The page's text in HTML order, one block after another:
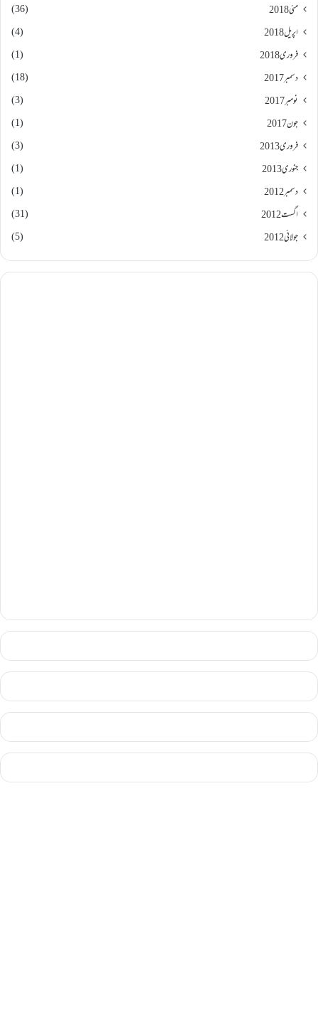
مئی 2018
(36)
اپریل 2018
(4)
فروری 2018
(1)
دسمبر 2017
(18)
نومبر 2017
(3)
جون 2017
(1)
فروری 2013
(3)
جنوری 2013
(1)
دسمبر 2012
(1)
اگست 2012
(31)
جولائی 2012
(5)